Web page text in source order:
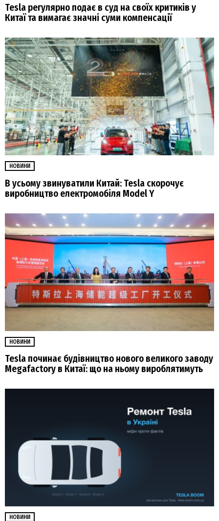
Tesla регулярно подає в суд на своїх критиків у
Китаї та вимагає значні суми компенсації
НОВИНИ
В усьому звинуватили Китай: Tesla скорочує
виробництво електромобіля Model Y
НОВИНИ
Tesla починає будівництво нового великого заводу
Megafactory в Китаї: що на ньому вироблятимуть
НОВИНИ